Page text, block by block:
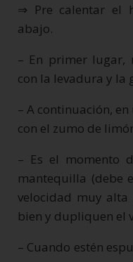
⇒ Pre calentar el
abajo.
– En primer lugar,
con la levadura y la
– A continuación,
con el zumo de
– Es el momento
mantequilla (debe
velocidad muy alta
bien y dupliquen el
– Cuando estén